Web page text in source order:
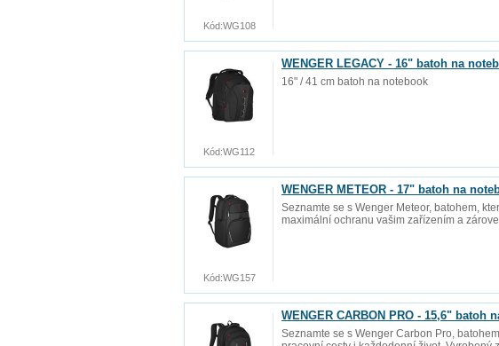
Kód:WG108
WENGER LEGACY - 16" batoh na
16" / 41 cm batoh na notebook
Kód:WG112
WENGER METEOR - 17" batoh na
Seznamte se s Wenger Meteor, batohem,
maximální ochranu vašim zařízením a
Kód:WG157
WENGER CARBON PRO - 15,6" batoh
Seznamte se s Wenger Carbon Pro,